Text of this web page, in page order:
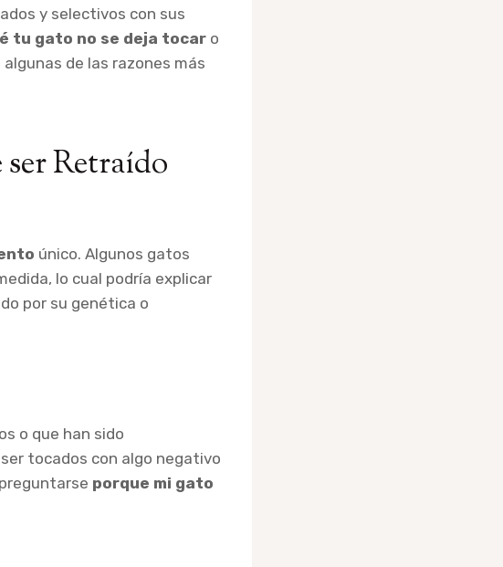
y selectivos con sus
tu gato no se deja tocar o
de las razones más
ser Retraído
único. Algunos gatos
lo cual podría explicar
por su genética o
o que han sido
tocados con algo negativo
porque mi gato